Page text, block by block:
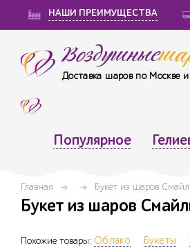
НАШИ ПРЕИМУЩЕСТВА
Воздушные
Доставка шаров по Москве
Популярное
Главная Букет из шаров
Букет из шаров
Похожие товары: Облако Букеты